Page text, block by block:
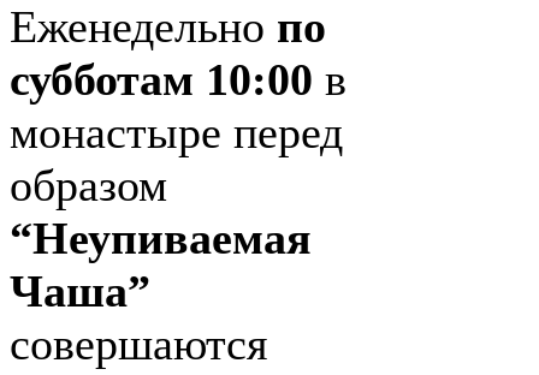
Еженедельно по
субботам 10:00 в
монастыре перед
образом
“Неупиваемая
Чаша”
совершаются